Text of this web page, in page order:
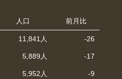
人口 前月比
11,841人 -26
5,889人 -17
5,952人 -9